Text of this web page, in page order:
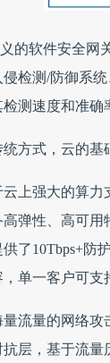
的软件安全网
侵检测/防御系
测速度和准确
统方式，云的基
云上强大的算力
高弹性、高可用
供了10Tbps+防
单一客户可支
量流量的网络攻
抗层，基于流量